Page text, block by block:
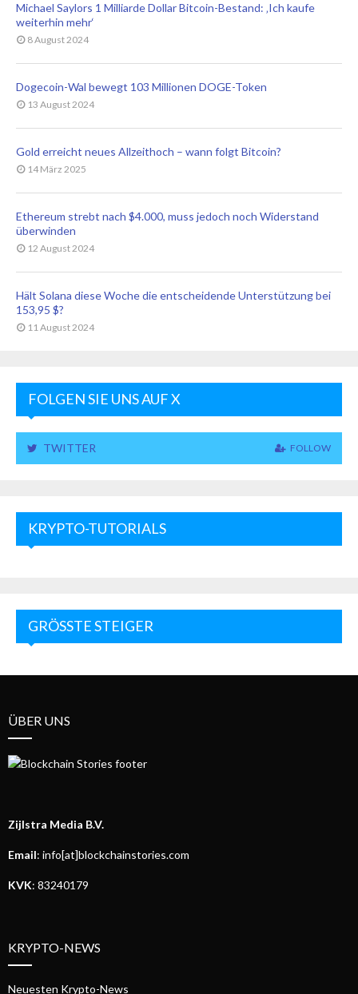
Michael Saylors 1 Milliarde Dollar Bitcoin-Bestand: ‚Ich kaufe
weiterhin mehr‘
8 August 2024
Dogecoin-Wal bewegt 103 Millionen DOGE-Token
13 August 2024
Gold erreicht neues Allzeithoch – wann folgt Bitcoin?
14 März 2025
Ethereum strebt nach $4.000, muss jedoch noch Widerstand
überwinden
12 August 2024
Hält Solana diese Woche die entscheidende Unterstützung bei
153,95 $?
11 August 2024
FOLGEN SIE UNS AUF X
TWITTER FOLLOW
KRYPTO-TUTORIALS
GRÖSSTE STEIGER
ÜBER UNS
Zijlstra Media B.V.
Email: info[at]blockchainstories.com
KVK: 83240179
KRYPTO-NEWS
Neuesten Krypto-News